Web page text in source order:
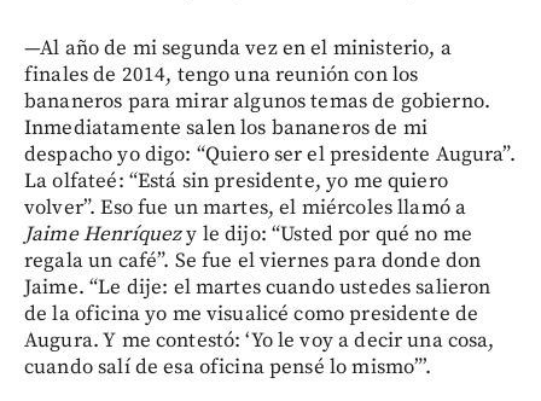
—Al año de mi segunda vez en el ministerio, a
finales de 2014, tengo una reunión con los
bananeros para mirar algunos temas de gobierno.
Inmediatamente salen los bananeros de mi
despacho yo digo: “Quiero ser el presidente Augura”.
La olfateé: “Está sin presidente, yo me quiero
volver”. Eso fue un martes, el miércoles llamó a
Jaime Henríquezy le dijo: “Usted por qué no me
regala un café”. Se fue el viernes para donde don
Jaime. “Le dije: el martes cuando ustedes salieron
de la oficina yo me visualicé como presidente de
Augura. Y me contestó: ‘Yo le voy a decir una cosa,
cuando salí de esa oficina pensé lo mismo”’.